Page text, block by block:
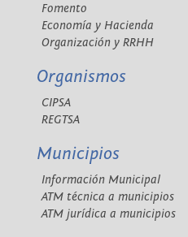
Fomento
Economía y Hacienda
Organización y RRHH
Organismos
CIPSA
REGTSA
Municipios
Información Municipal
ATM técnica a municipios
ATM jurídica a municipios